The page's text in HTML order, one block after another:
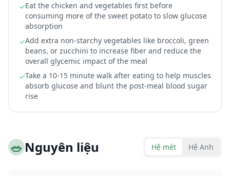
✓Eat the chicken and vegetables first before
consuming more of the sweet potato to slow glucose
absorption
✓Add extra non-starchy vegetables like broccoli, green
beans, or zucchini to increase fiber and reduce the
overall glycemic impact of the meal
✓Take a 10-15 minute walk after eating to help muscles
absorb glucose and blunt the post-meal blood sugar
rise
🥗Nguyên liệu Hệ mét Hệ Anh